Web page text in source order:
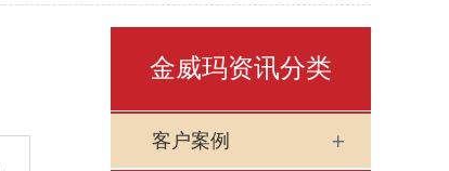
金威玛资讯分类
客户案例